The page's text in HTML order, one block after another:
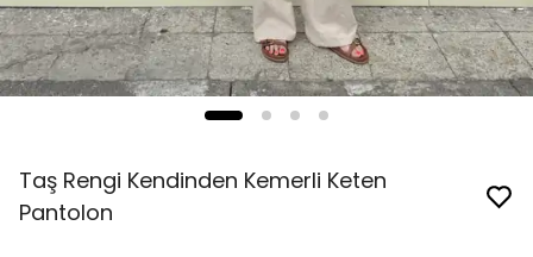
Taş Rengi Kendinden Kemerli Keten
Pantolon